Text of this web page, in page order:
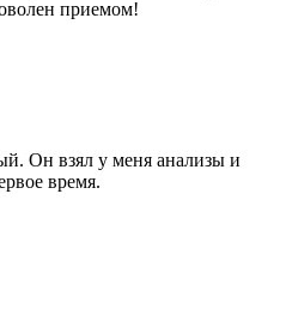
приемом!
Он взял у меня анализы и
время.